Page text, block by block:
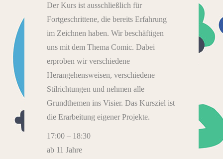
Der Kurs ist ausschließlich für
Fortgeschrittene, die bereits Erfahrung
im Zeichnen haben. Wir beschäftigen
uns mit dem Thema Comic. Dabei
erproben wir verschiedene
Herangehensweisen, verschiedene
Stilrichtungen und nehmen alle
Grundthemen ins Visier. Das Kursziel ist
die Erarbeitung eigener Projekte.
17:00 – 18:30
ab 11 Jahre